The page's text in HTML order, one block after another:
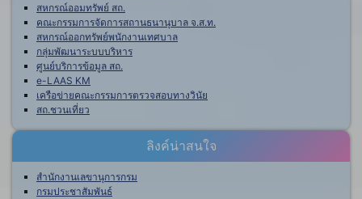
สหกรณ์ออมทรัพย์ สถ.
คณะกรรมการจัดการสถานธนานุบาล จ.ส.ท.
สหกรณ์ออกทรัพย์พนักงานเทศบาล
กลุ่มพัฒนาระบบบริหาร
ศูนย์บริการข้อมูล สถ.
e-LAAS KM
เครือข่ายคณะกรรมการตรวจสอบทางวินัย
สถ.ชวนเที่ยว
ลิงค์น่าสนใจ
สำนักงานเลขานุการกรม
กรมประชาสัมพันธ์